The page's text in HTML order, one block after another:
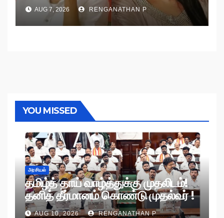
AUG 7, 2026 RENGANATHAN P
YOU MISSED
அரசியல்
தமிழ்த் தாய் வாழ்த்துக்கு முதலிடம்!
தனித் தீர்மானம் கொண்டு முதல்வர் !
AUG 10, 2026 RENGANATHAN P